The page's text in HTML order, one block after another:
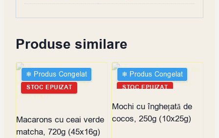
Produse similare
❄︎ Produs Congelat
STOC EPUIZAT
Macarons cu ceai verde
matcha, 720g (45x16g)
❄︎ Produs Congelat
STOC EPUIZAT
Mochi cu înghețată de
cocos, 250g (10x25g)